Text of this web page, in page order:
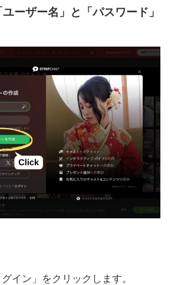
ーザー名」と「パスワード」
イン」をクリックします。